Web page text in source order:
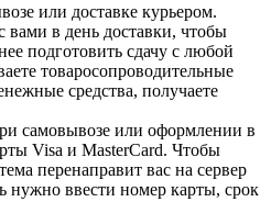
или доставке курьером.
вами в день доставки, чтобы
подготовить сдачу с любой
товаросопроводительные
средства, получаете
самовывозе или оформлении в
Visa и MasterCard. Чтобы
перенаправит вас на сервер
нужно ввести номер карты, срок